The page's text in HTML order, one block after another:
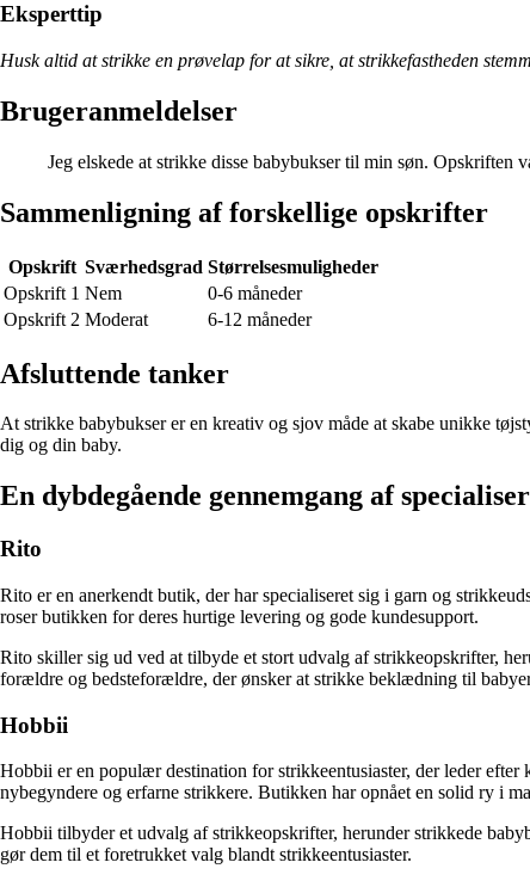
Eksperttip
Husk altid at strikke en prøvelap for at sikre, at strikkefastheden
Brugeranmeldelser
Jeg elskede at strikke disse babybukser til min søn. Opskriften
Sammenligning af forskellige opskrifter
Opskrift Sværhedsgrad Størrelsesmuligheder
Opskrift 1 Nem
0-6 måneder
Opskrift 2 Moderat 6-12 måneder
Afsluttende tanker
At strikke babybukser er en kreativ og sjov måde at skabe unikke
dig og din baby.
En dybdegående gennemgang af
Rito
Rito er en anerkendt butik, der har specialiseret sig i garn og
roser butikken for deres hurtige levering og gode kundesupport.
Rito skiller sig ud ved at tilbyde et stort udvalg af strikkeopskrifter,
forældre og bedsteforældre, der ønsker at strikke beklædning til
Hobbii
Hobbii er en populær destination for strikkeentusiaster, der leder
nybegyndere og erfarne strikkere. Butikken har opnået en solid ry i
Hobbii tilbyder et udvalg af strikkeopskrifter, herunder strikkede
gør dem til et foretrukket valg blandt strikkeentusiaster.